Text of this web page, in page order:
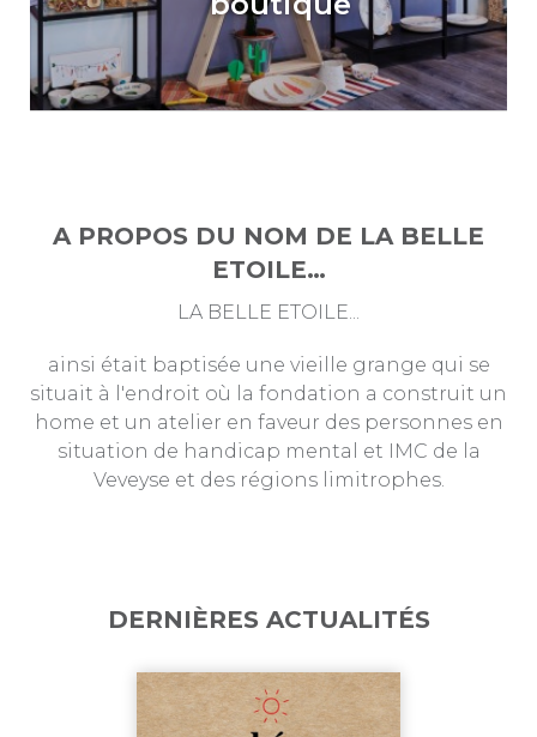
A PROPOS DU NOM DE LA BELLE
ETOILE…
LA BELLE ETOILE...
ainsi était baptisée une vieille grange qui se
situait à l'endroit où la fondation a construit un
home et un atelier en faveur des personnes en
situation de handicap mental et IMC de la
Veveyse et des régions limitrophes.
DERNIÈRES ACTUALITÉS